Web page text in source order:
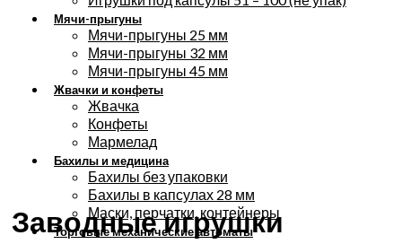
Мячи-прыгуны
Мячи-прыгуны 25 мм
Мячи-прыгуны 32 мм
Мячи-прыгуны 45 мм
Жвачки и конфеты
Жвачка
Конфеты
Мармелад
Бахилы и медицина
Бахилы без упаковки
Бахилы в капсулах 28 мм
Маски, перчатки, контейнеры
Торговые механические автоматы
Увеличить
Заводные игрушки